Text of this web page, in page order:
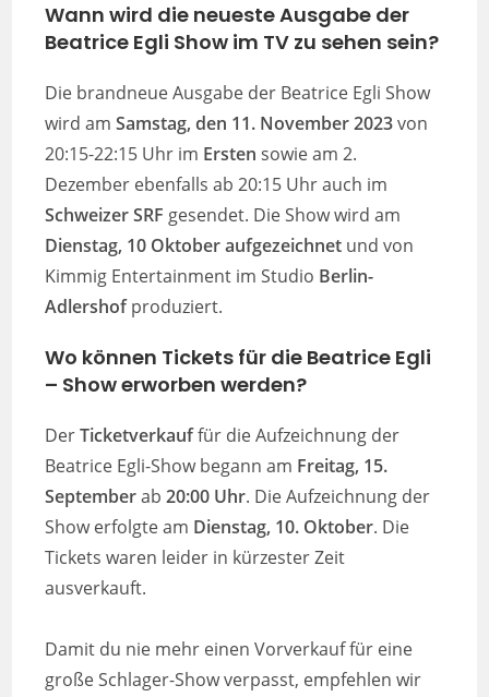
Wann wird die neueste Ausgabe der
Beatrice Egli Show im TV zu sehen sein?
Die brandneue Ausgabe der Beatrice Egli Show
wird amSamstag, den 11. November 2023von
20:15-22:15 Uhr im Ersten sowie am 2.
Dezember ebenfalls ab 20:15 Uhr auch im
Schweizer SRF gesendet. Die Show wird am
Dienstag, 10 Oktoberaufgezeichnet und von
Kimmig Entertainment im Studio Berlin-
Adlershofproduziert.
Wo können Tickets für die Beatrice Egli
– Show erworben werden?
DerTicketverkauffür die Aufzeichnung der
Beatrice Egli-Show begann am Freitag, 15.
Septemberab20:00 Uhr. Die Aufzeichnung der
Show erfolgte am Dienstag, 10. Oktober. Die
Tickets waren leider in kürzester Zeit
ausverkauft.
Damit du nie mehr einen Vorverkauf für eine
große Schlager-Show verpasst, empfehlen wir